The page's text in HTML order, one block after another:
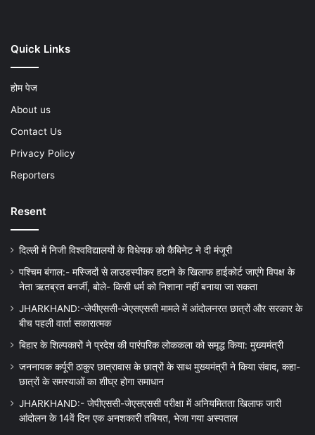
Quick Links
होम पेज
About us
Contact Us
Privacy Policy
Reporters
Resent
दिल्ली में निजी विश्वविद्यालयों के विधेयक को कैबिनेट ने दी मंजूरी
पश्चिम बंगाल:- मस्जिदों से लाउडस्पीकर हटाने के खिलाफ हाईकोर्ट जाएंगे विपक्ष के
नेता ऋतब्रत बनर्जी, बोले- किसी धर्म को निशाना नहीं बनाया जा सकता
JHARKHAND:-जेपीएससी-जेएसएससी मामले में आंदोलनरत छात्रों और सरकार के
बीच पहली वार्ता सकारात्मक
बिहार के शिल्पकारों ने प्रदेश की पारंपरिक लोककला को समृद्ध किया: मुख्यमंत्री
जननायक कर्पूरी ठाकुर छात्रावास के छात्रों के साथ मुख्यमंत्री ने किया संवाद, कहा-
छात्रों के समस्याओं का शीघ्र होगा समाधान
JHARKHAND:- जेपीएससी-जेएसएससी परीक्षा में अनियमितता खिलाफ जारी
आंदोलन के 14वें दिन एक अनशकारी तबियत, भेजा गया अस्पताल